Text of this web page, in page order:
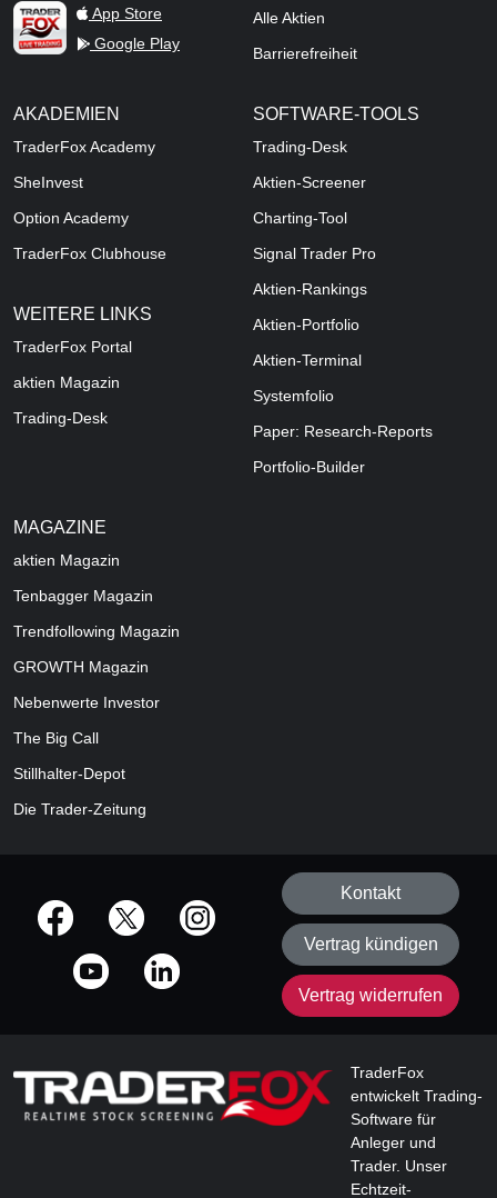
TraderFox Live Trading
App Store
Google Play
Alle Aktien
Barrierefreiheit
AKADEMIEN
TraderFox Academy
SheInvest
Option Academy
TraderFox Clubhouse
WEITERE LINKS
TraderFox Portal
aktien Magazin
Trading-Desk
SOFTWARE-TOOLS
Trading-Desk
Aktien-Screener
Charting-Tool
Signal Trader Pro
Aktien-Rankings
Aktien-Portfolio
Aktien-Terminal
Systemfolio
Paper: Research-Reports
Portfolio-Builder
MAGAZINE
aktien Magazin
Tenbagger Magazin
Trendfollowing Magazin
GROWTH Magazin
Nebenwerte Investor
The Big Call
Stillhalter-Depot
Die Trader-Zeitung
offizielle Social Media-Accounts
Kontakt
Vertrag kündigen
Vertrag widerrufen
TraderFox
entwickelt Trading-
Software für
Anleger und
Trader. Unser
Echtzeit-